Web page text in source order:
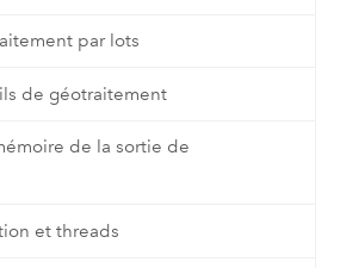
par lots
de géotraitement
de la sortie de
et threads